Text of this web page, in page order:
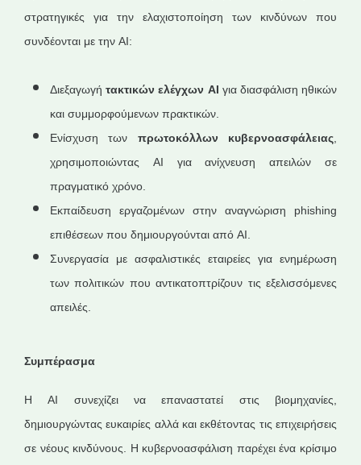
στρατηγικές για την ελαχιστοποίηση των κινδύνων που
συνδέονται με την AI:
Διεξαγωγήτακτικών ελέγχων AI για διασφάλιση ηθικών
και συμμορφούμενων πρακτικών.
Ενίσχυση των πρωτοκόλλων κυβερνοασφάλειας
χρησιμοποιώντας AI για ανίχνευση απειλών σε
πραγματικό χρόνο.
Εκπαίδευση εργαζομένων στην αναγνώριση phishing
επιθέσεων που δημιουργούνται από AI.
Συνεργασία με ασφαλιστικές εταιρείες για ενημέρωση
των πολιτικών που αντικατοπτρίζουν τις εξελισσόμενες
απειλές.
Συμπέρασμα
Η AI συνεχίζει να επαναστατεί στις βιομηχανίες,
δημιουργώντας ευκαιρίες αλλά και εκθέτοντας τις επιχειρήσεις
σε νέους κινδύνους. Η κυβερνοασφάλιση παρέχει ένα κρίσιμο